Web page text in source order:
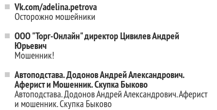
Vk.com/adelina.petrova
Осторожно мошейники
ООО "Торг-Онлайн" директор Цивилев Андрей
Юрьевич
Мошенник!
Автоподстава. Додонов Андрей Александрович.
Аферист и Мошенник. Скупка Быково
Автоподстава. Додонов Андрей Александрович. Аферист
и мошенник. Скупка Быково